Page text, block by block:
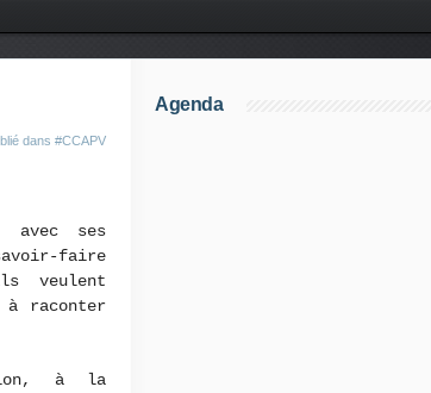
dans #CCAPV
ses
faire
veulent
raconter
à la
Agenda